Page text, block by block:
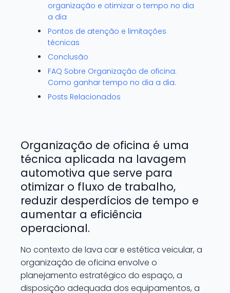
organização e otimizar o tempo no dia
a dia
Pontos de atenção e limitações
técnicas
Conclusão
FAQ Sobre Organização de oficina:
Como ganhar tempo no dia a dia.
Posts Relacionados
Organização de oficina é uma
técnica aplicada na lavagem
automotiva que serve para
otimizar o fluxo de trabalho,
reduzir desperdícios de tempo e
aumentar a eficiência
operacional.
No contexto de lava car e estética veicular, a
organização de oficina envolve o
planejamento estratégico do espaço, a
disposição adequada dos equipamentos, a